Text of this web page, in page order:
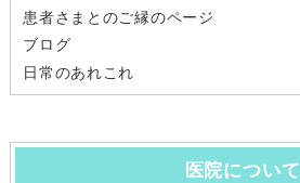
患者さまとのご縁のページ
ブログ
日常のあれこれ
医院について